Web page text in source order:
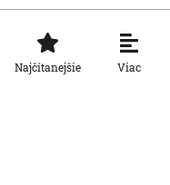
Najčítanejšie Viac